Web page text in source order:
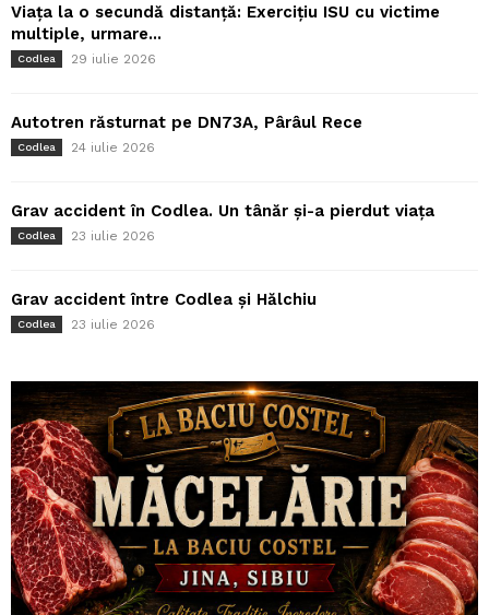
Viața la o secundă distanță: Exercițiu ISU cu victime
multiple, urmare...
Codlea 29 iulie 2026
Autotren răsturnat pe DN73A, Pârâul Rece
Codlea 24 iulie 2026
Grav accident în Codlea. Un tânăr și-a pierdut viața
Codlea 23 iulie 2026
Grav accident între Codlea și Hălchiu
Codlea 23 iulie 2026